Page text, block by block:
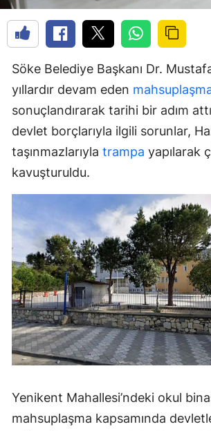
Söke Belediye Başkanı Dr.
yıllardır devam eden
sonuçlandırarak tarihi bir adım
devlet borçlarıyla ilgili sorunlar,
taşınmazlarıyla trampa yapılarak
kavuşturuldu.
Yenikent Mahallesi’ndeki okul
mahsuplaşma kapsamında